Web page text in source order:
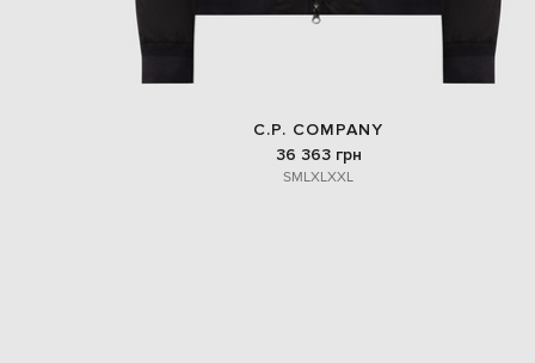
C.P. COMPANY
36 363 грн
SMLXLXXL